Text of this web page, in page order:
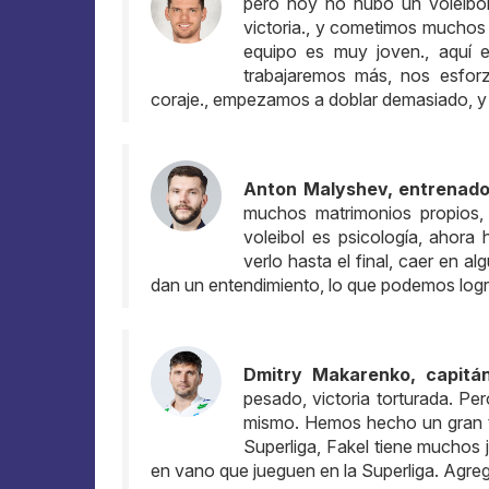
victoria., y cometimos
equipo es muy joven., aquí
trabajaremos más, nos
coraje., empezamos a doblar demasiado,
Anton Malyshev,
muchos matrimonios
voleibol es psicología, ahora
verlo hasta el final, caer en
dan un entendimiento, lo que podemos
Dmitry Makarenko,
pesado, victoria torturada.
mismo. Hemos hecho un
Superliga, Fakel tiene
en vano que jueguen en la Superliga.